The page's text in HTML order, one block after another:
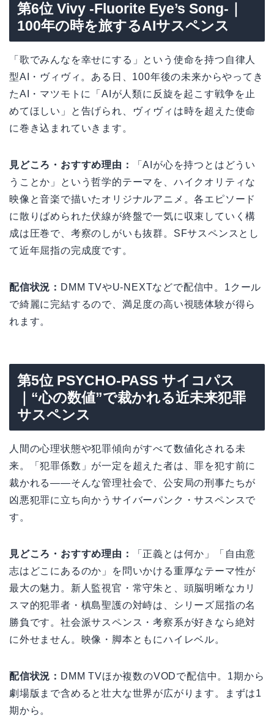
第6位 Vivy -Fluorite Eye’s Song-｜
100年の時を旅するAIサスペンス
「歌でみんなを幸せにする」という使命を持つ自律人
型AI・ヴィヴィ。ある日、100年後の未来からやってき
たAI・マツモトに「AIが人類に反旋を起こす戦争を止
めてほしい」と告げられ、ヴィヴィは時を超えた使命
に巻き込まれていきます。
見どころ・おすすめ理由：
「AIが心を持つとはどうい
うことか」という哲学的テーマを、ハイクオリティな
映像と音楽で描いたオリジナルアニメ。各エピソード
に散りばめられた伏線が終盤で一気に収束していく構
成は圧巻で、考察のしがいも抜群。SFサスペンスとし
て近年屈指の完成度です。
配信状況： DMM TVやU-NEXTなどで配信中。1クール
で綺麗に完結するので、満足度の高い視聴体験が得ら
れます。
第5位 PSYCHO-PASS サイコパス
｜“心の数値”で裁かれる近未来犯罪
サスペンス
人間の心理状態や犯罪傾向がすべて数値化される未
来。「犯罪係数」が一定を超えた者は、罪を犯す前に
裁かれる——そんな管理社会で、公安局の刑事たちが
凶悪犯罪に立ち向かうサイバーパンク・サスペンスで
す。
見どころ・おすすめ理由：
「正義とは何か」「自由意
志はどこにあるのか」を問いかける重厚なテーマ性が
最大の魅力。新人監視官・常守朱と、頭脳明晰なカリ
スマ的犯罪者・槙島聖護の対峙は、シリーズ屈指の名
勝負です。社会派サスペンス・考察系が好きなら絶対
に外せません。映像・脚本ともにハイレベル。
配信状況： DMM TVほか複数のVODで配信中。1期から
劇場版まで含めると壮大な世界が広がります。まずは1
期から。